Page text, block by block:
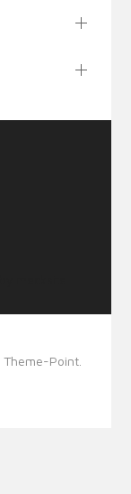
Theme-Point